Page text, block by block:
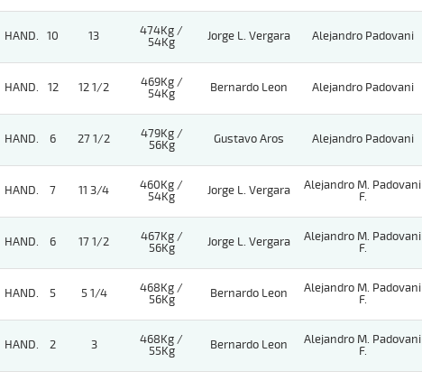
HAND. 10 13
474Kg /
54Kg
Jorge L. Vergara Alejandro Padovani
HAND. 12 12 1/2
469Kg /
54Kg
Bernardo Leon Alejandro Padovani
HAND. 6 27 1/2
479Kg /
56Kg
Gustavo Aros Alejandro Padovani
HAND. 7 11 3/4
460Kg /
54Kg
Jorge L. Vergara
Alejandro M. Padovani
F.
HAND. 6 17 1/2
467Kg /
56Kg
Jorge L. Vergara
Alejandro M. Padovani
F.
HAND. 5 5 1/4
468Kg /
56Kg
Bernardo Leon
Alejandro M. Padovani
F.
HAND. 2 3
468Kg /
55Kg
Bernardo Leon
Alejandro M. Padovani
F.